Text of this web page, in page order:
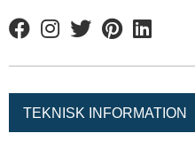
FacebookInstagram
TwitterPinterestLinkedin
TEKNISK INFORMATION